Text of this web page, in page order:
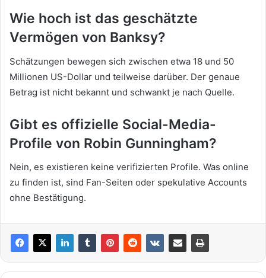
Wie hoch ist das geschätzte
Vermögen von Banksy?
Schätzungen bewegen sich zwischen etwa 18 und 50
Millionen US-Dollar und teilweise darüber. Der genaue
Betrag ist nicht bekannt und schwankt je nach Quelle.
Gibt es offizielle Social-Media-
Profile von Robin Gunningham?
Nein, es existieren keine verifizierten Profile. Was online
zu finden ist, sind Fan-Seiten oder spekulative Accounts
ohne Bestätigung.